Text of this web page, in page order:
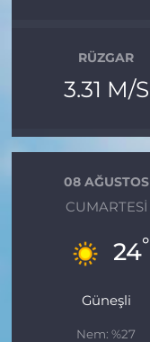
RÜZGAR
3.31 M/S
08 AĞUSTOS
CUMARTESI
24°
Güneşli
Nem: %27